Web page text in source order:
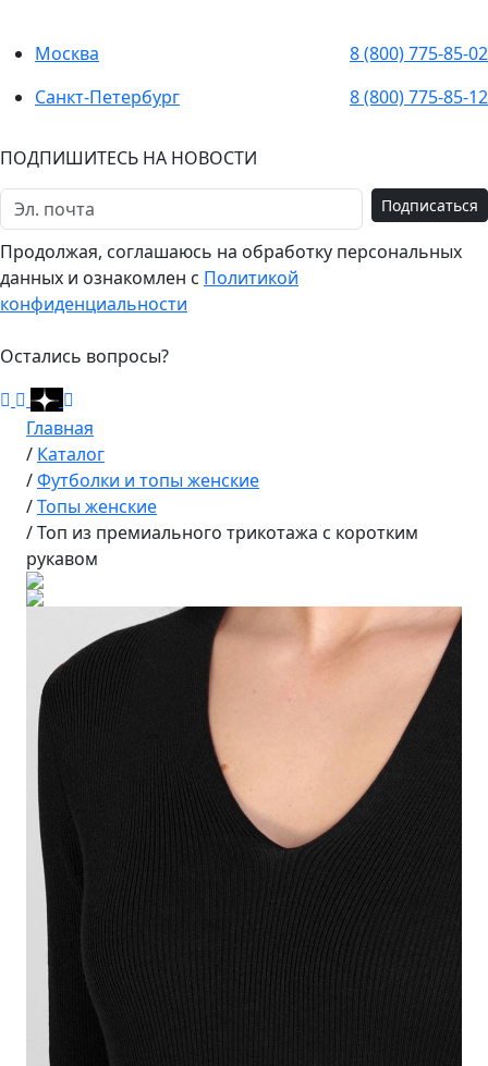
Москва
8 (800) 775-85-02
Санкт-Петербург
8 (800) 775-85-12
ПОДПИШИТЕСЬ НА НОВОСТИ
Подписаться
Продолжая, соглашаюсь на обработку персональных
данных и ознакомлен с Политикой
конфиденциальности
Остались вопросы?
Главная
/ Каталог
/Футболки и топы женские
/Топы женские
/Топ из премиального трикотажа с коротким
рукавом